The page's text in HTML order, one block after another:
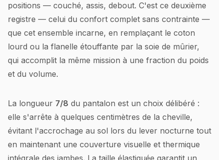
positions — couché, assis, debout. C'est ce deuxième
registre — celui du confort complet sans contrainte —
que cet ensemble incarne, en remplaçant le coton
lourd ou la flanelle étouffante par la soie de mûrier,
qui accomplit la même mission à une fraction du poids
et du volume.
La longueur 7/8 du pantalon est un choix délibéré :
elle s'arrête à quelques centimètres de la cheville,
évitant l'accrochage au sol lors du lever nocturne tout
en maintenant une couverture visuelle et thermique